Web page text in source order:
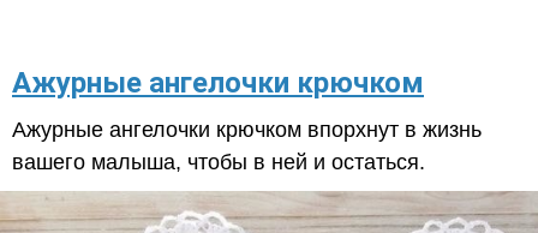
Ажурные ангелочки крючком
Ажурные ангелочки крючком впорхнут в жизнь
вашего малыша, чтобы в ней и остаться.